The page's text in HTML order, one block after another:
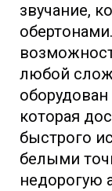
звучание,
любой
которая
быстрого
белыми
недорогую